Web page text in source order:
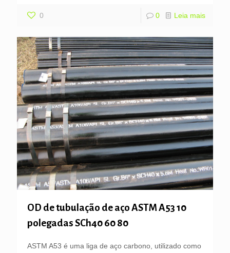
0 0 Leia mais
OD de tubulação de aço ASTM A53 10
polegadas SCh40 60 80
ASTM A53 é uma liga de aço carbono, utilizado como